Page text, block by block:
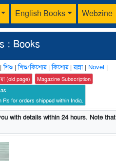
English Books Webzine
: Books
শিশু |শিশু/কিশোর|কিশোর|রান্না| Novel |
(old page) Magazine Subscription
for orders shipped within India.
with details within 24 hours. Note that